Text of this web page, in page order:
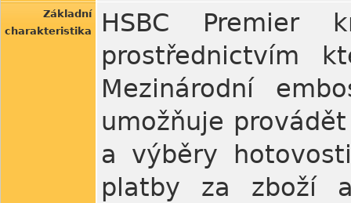
Základní
charakteristika
HSBC Premier
prostřednictvím
Mezinárodní
umožňuje
a výběry
platby za zboží